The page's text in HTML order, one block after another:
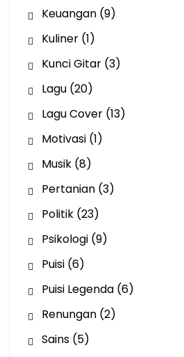
Keuangan(9)
Kuliner(1)
Kunci Gitar(3)
Lagu(20)
Lagu Cover(13)
Motivasi(1)
Musik(8)
Pertanian(3)
Politik(23)
Psikologi(9)
Puisi(6)
Puisi Legenda(6)
Renungan(2)
Sains(5)